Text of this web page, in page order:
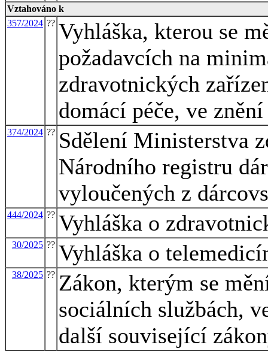
Vztahováno k
357/2024 ?? Vyhláška, kterou se
požadavcích na
zdravotnických
domácí péče, ve
374/2024 ?? Sdělení Ministerstva
Národního registru
vyloučených z
444/2024 ?? Vyhláška o
30/2025 ?? Vyhláška o
38/2025 ?? Zákon, kterým se
sociálních službách,
další související